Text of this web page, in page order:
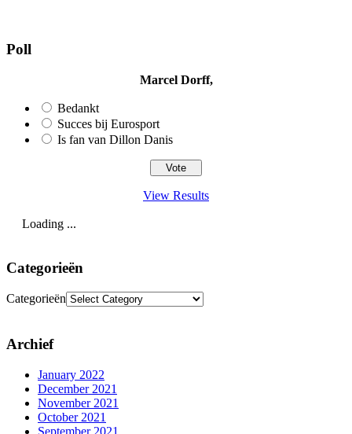
Poll
Marcel Dorff,
Bedankt
Succes bij Eurosport
Is fan van Dillon Danis
View Results
Loading ...
Categorieën
Categorieën
Archief
January 2022
December 2021
November 2021
October 2021
September 2021